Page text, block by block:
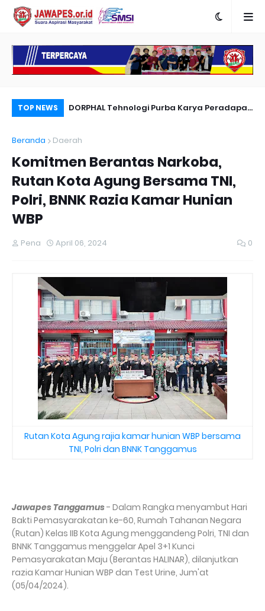
TOP NEWS
Anies
DORPHAL Tehnologi Purba Karya Peradapan
Beranda
Daerah
Komitmen Berantas Narkoba,
Rutan Kota Agung Bersama TNI,
Polri, BNNK Razia Kamar Hunian
WBP
Pena April 06, 2024 0
Rutan Kota Agung rajia kamar hunian WBP bersama
TNI, Polri dan BNNK Tanggamus
Jawapes Tanggamus- Dalam Rangka menyambut Hari
Bakti Pemasyarakatan ke-60, Rumah Tahanan Negara
(Rutan) Kelas IIB Kota Agung menggandeng Polri, TNI dan
BNNK Tanggamus menggelar Apel 3+1 Kunci
Pemasyarakatan Maju (Berantas HALINAR), dilanjutkan
razia Kamar Hunian WBP dan Test Urine, Jum'at
(05/04/2024).